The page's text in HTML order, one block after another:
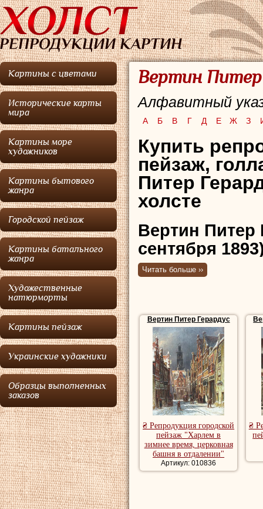
Картины с цветами
Исторические карты
мира
Картины море
художников
Картины бытового
жанра
Городской пейзаж
Картины батального
жанра
Художественные
натюрморты
Картины пейзаж
Украинские художники
Образцы выполненных
заказов
Вертин Питер
Алфавитный
А Б В Г Д Е Ж З
Купить
пейзаж,
Питер
холсте
Вертин Питер
сентября
Вертинжил и
живописи.
Картины
красивые
Читать больше ››
Вертин Питер Герардус
₴ Репродукция городской
пейзаж "Харлем в
зимнее время, церковная
башня в отдалении"
Артикул: 010836
₴